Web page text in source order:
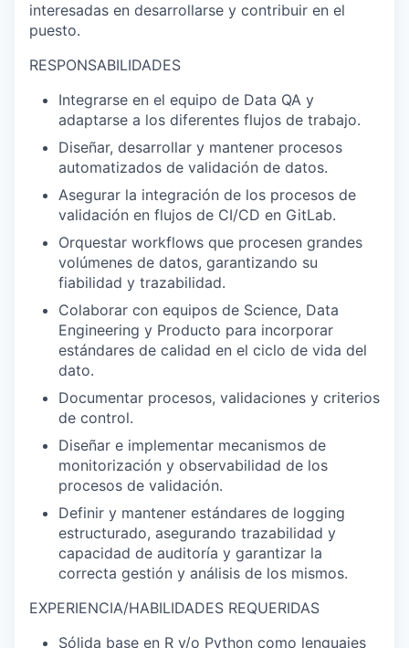
interesadas en desarrollarse y contribuir en el
puesto.
RESPONSABILIDADES
Integrarse en el equipo de Data QA y
adaptarse a los diferentes flujos de trabajo.
Diseñar, desarrollar y mantener procesos
automatizados de validación de datos.
Asegurar la integración de los procesos de
validación en flujos de CI/CD en GitLab.
Orquestar workflows que procesen grandes
volúmenes de datos, garantizando su
fiabilidad y trazabilidad.
Colaborar con equipos de Science, Data
Engineering y Producto para incorporar
estándares de calidad en el ciclo de vida del
dato.
Documentar procesos, validaciones y criterios
de control.
Diseñar e implementar mecanismos de
monitorización y observabilidad de los
procesos de validación.
Definir y mantener estándares de logging
estructurado, asegurando trazabilidad y
capacidad de auditoría y garantizar la
correcta gestión y análisis de los mismos.
EXPERIENCIA/HABILIDADES REQUERIDAS
Sólida base en R y/o Python como lenguajes